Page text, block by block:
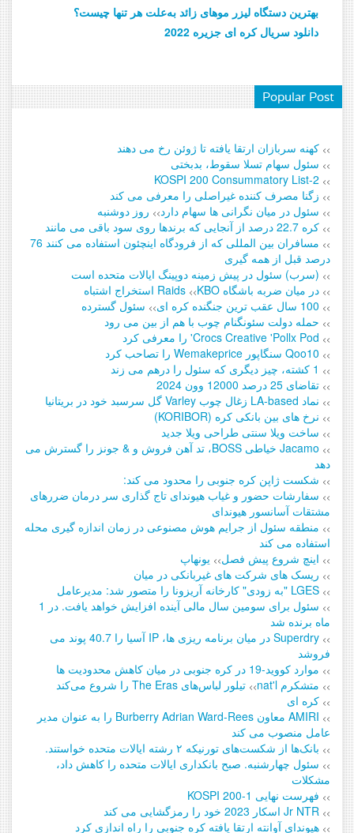
بهترین دستگاه لیزر موهای زائد به‌علت هر تنها چیست؟
دانلود سریال کره ای جزیره 2022
Popular Post
>> کهنه سربازان ارتقا یافته تا ژوئن رخ می دهند
>> سئول سهام تسلا سقوط، بدبختی
>>
KOSPI 200 Consummatory List-2
>> زگنا مصرف کننده غیراصلی را معرفی می کند
>> سئول در میان نگرانی ها سهام دارد>> روز دوشنبه
>> کره 22.7 درصد از آنجایی که برندها روی سود باقی می مانند
>>
مسافران بین المللی که از فرودگاه اینچئون استفاده می کنند 76
درصد قبل از همه گیری
>> (سرب) سئول در پیش زمینه دوپینگ ایالات متحده است
>> در میان ضربه باشگاه KBO >> Raids استخراج اشتباه
>> 100 سال عقب ترین جنگنده کره ای >> سئول گسترده
>> حمله دولت سئونگنام چوب با هم از بین می رود
>> Crocs Creative 'Pollx Pod' را معرفی کرد
>> Qoo10 سنگاپور Wemakeprice را تصاحب کرد
>> 1 کشته، چیز دیگری که سئول را درهم می زند
>> تقاضای 25 درصد 12000 وون 2024
>> نماد LA-based زغال چوب Varley گل سرسبد خود در بریتانیا
>> نرخ های بین بانکی کره (KORIBOR)
>> ساخت ویلا سنتی طراحی ویلا جدید
>>
Jacamo خیاطی BOSS، تد آهن فروش و & جونز را گسترش می
دهد
>> شکست ژاپن کره جنوبی را محدود می کند:
>> سفارشات حضور و غیاب هیوندای تاج گذاری سر درمان ضررهای
مشتقات آسانسور هیوندای
>> منطقه سئول از جرایم هوش مصنوعی در زمان اندازه گیری محله
استفاده می کند
>> اینچ شروع پیش فصل>> یونهاپ
>> ریسک های شرکت های غیربانکی در میان
>> LGES "به زودی" کارخانه آریزونا را متصور شد: مدیرعامل
>>
سئول برای سومین سال مالی آینده افزایش خواهد یافت. در 1
ماه برنده شد
>>
Superdry در میان برنامه ریزی ها، IP آسیا را 40.7 پوند می
فروشد
>> موارد کووید-19 در کره جنوبی در میان کاهش محدودیت ها
>> متشکرم nat'l >> تیلور لباس‌های The Eras را شروع می‌کند
>> کره ای
>>
AMIRI معاون Burberry Adrian Ward-Rees را به عنوان مدیر
عامل منصوب می کند
>> بانک‌ها از شکست‌های تورنیکه ۲ رشته ایالات متحده خواستند.
>> سئول چهارشنبه. صبح بانکداری ایالات متحده را کاهش داد،
مشکلات
>> فهرست نهایی KOSPI 200-1
>> Jr NTR اسکار 2023 خود را رمزگشایی می کند
>> هیوندای آوانته ارتقا یافته کره جنوبی را راه اندازی کرد